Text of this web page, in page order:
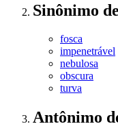
Sinônimo de
fosca
impenetrável
nebulosa
obscura
turva
Antônimo